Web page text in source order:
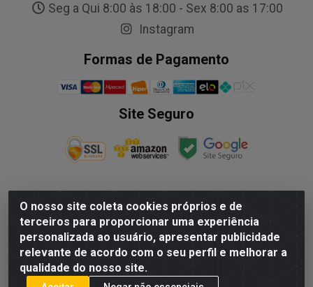
O nosso site coleta cookies próprios e de
terceiros para proporcionar uma experiência
personalizada ao usuário, apresentar publicidade
relevante de acordo com o seu perfil e melhorar a
qualidade do nosso site.
Seg a Qui 8:00 às 18:00 - Sex 8:00 as 17:00
Instagram
Formas de Pagamento
Site Seguro
NALESSO DISTRIBUIDORA DE AUTO PECAS LTDA - Rua
Paulo Afonso, nº10 Galpão 03 SL 1 - Alecrim - Vila
Velha/ES - CEP 29.118-033 - CNPJ: 29.722.419/0003-09